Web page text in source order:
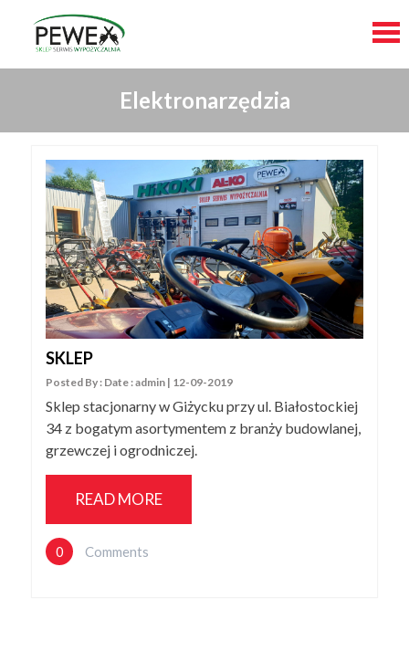
Elektronarzędzia
SKLEP
Posted By : Date : admin | 12-09-2019
Sklep stacjonarny w Giżycku przy ul. Białostockiej
34 z bogatym asortymentem z branży budowlanej,
grzewczej i ogrodniczej.
READ MORE
0 Comments